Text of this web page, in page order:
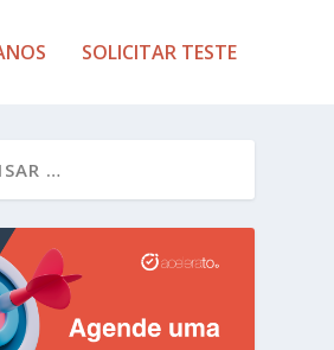
SOLICITAR TESTE